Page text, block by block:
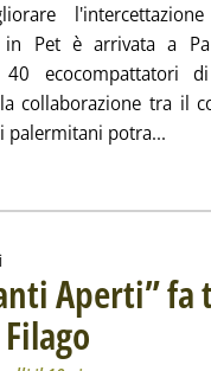
in Pet è arrivata a
40 ecocompattatori
collaborazione tra il
i palermitani potra...
Aperti” fa